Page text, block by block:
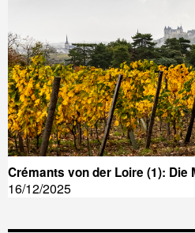
Crémants von der Loire (1): Die
16/12/2025